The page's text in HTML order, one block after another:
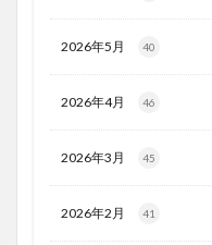
2026年5月 40
2026年4月 46
2026年3月 45
2026年2月 41